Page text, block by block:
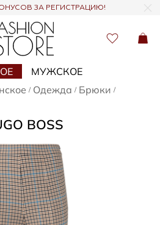
ЗА РЕГИСТРАЦИЮ!
МУЖСКОЕ
/ Одежда / Брюки /
BOSS